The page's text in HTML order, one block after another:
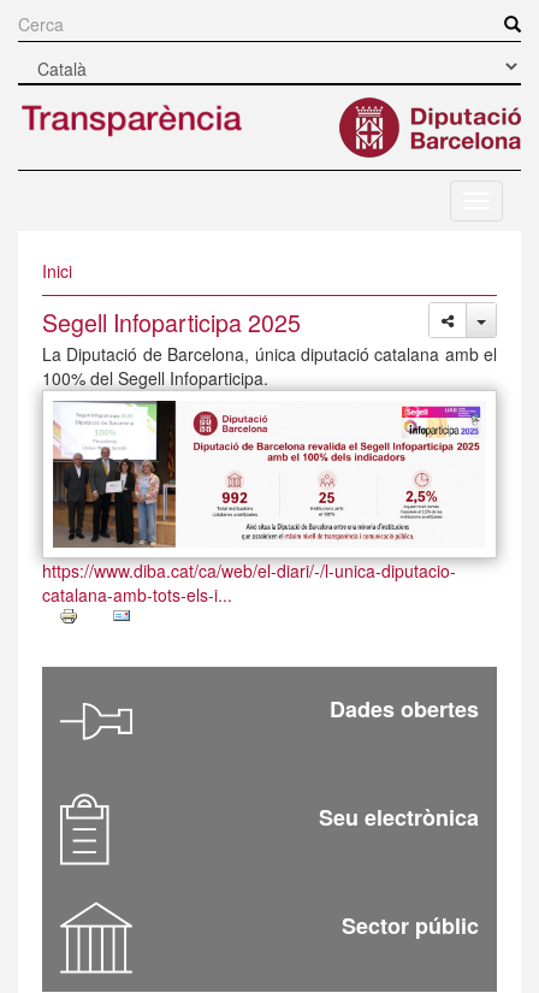
Vés
contingut
Cerca
mòbil
Inici
Segell Infoparticipa 2025
La Diputació de Barcelona, única diputació catalana amb el
100% del Segell Infoparticipa.
https://www.diba.cat/ca/web/el-diari/-/l-unica-diputacio-
catalana-amb-tots-els-i...
Dades obertes
Seu electrònica
Sector públic